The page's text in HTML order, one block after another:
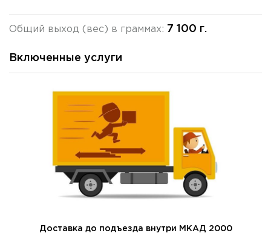
Общий выход (вес) в граммах: 7 100 г.
Включенные услуги
Доставка до подъезда внутри МКАД 2000